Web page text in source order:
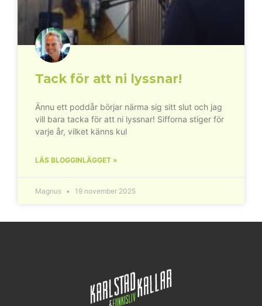
Tack för att ni lyssnar!
Ännu ett poddår börjar närma sig sitt slut och jag
vill bara tacka för att ni lyssnar! Sifforna stiger för
varje år, vilket känns kul
LÄS BLOGGINLÄGGET »
Magnus 19 november 2025